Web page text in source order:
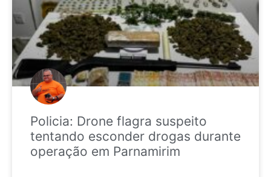
Policia: Drone flagra suspeito
tentando esconder drogas durante
operação em Parnamirim